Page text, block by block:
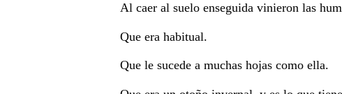
Al caer al suelo enseguida vinieron las
Que era habitual.
Que le sucede a muchas hojas como ella.